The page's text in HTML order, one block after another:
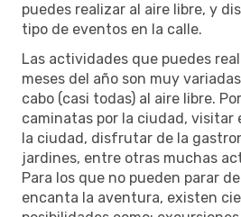
puedes realizar al aire libre, y
tipo de eventos en la calle.
Las actividades que puedes
meses del año son muy
cabo (casi todas) al aire libre.
caminatas por la ciudad,
la ciudad, disfrutar de la
jardines, entre otras muchas
Para los que no pueden parar
encanta la aventura, existen